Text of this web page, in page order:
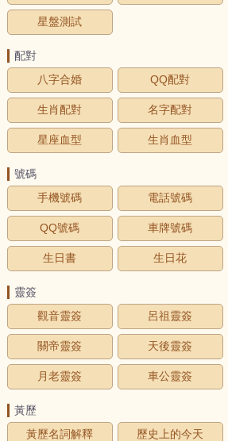
星盤測試
配對
八字合婚
QQ配對
生肖配對 名字配對
星座血型 生肖血型
號碼
手機號碼
電話號碼
QQ號碼 車牌號碼
生日書 生日花
靈簽
觀音靈簽
呂祖靈簽
關帝靈簽 天後靈簽
月老靈簽 車公靈簽
黃歷
黃歷名詞解釋
歷史上的今天